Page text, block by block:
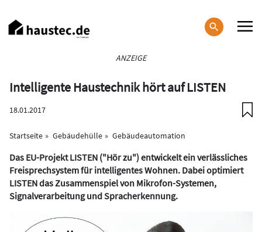
zum
Inhalt
ANZEIGE
Intelligente Haustechnik hört auf LISTEN
18.01.2017
Startseite Gebäudehülle Gebäudeautomation
Das EU-Projekt LISTEN ("Hör zu") entwickelt ein verlässliches
Freisprechsystem für intelligentes Wohnen. Dabei optimiert
LISTEN das Zusammenspiel von Mikrofon-Systemen,
Signalverarbeitung und Spracherkennung.